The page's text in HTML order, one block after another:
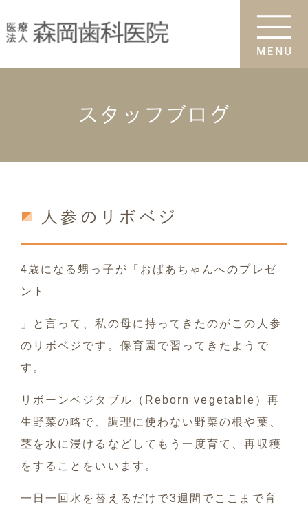
スタッフブログ
人参のリボベジ
4歳になる甥っ子が「おばあちゃんへのプレゼ
ント
」と言って、私の母に持ってきたのがこの人参
のリボベジです。保育園で習ってきたようで
す。
リボーンベジタブル（Reborn vegetable）再
生野菜の略で、調理に使わない野菜の根や葉、
茎を水に浸けるなどしてもう一度育て、再収穫
をすることをいいます。
一日一回水を替えるだけで3週間でここまで育